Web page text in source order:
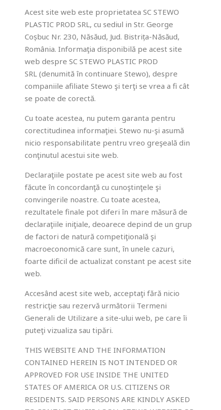
Acest site web este proprietatea SC STEWO
PLASTIC PROD SRL, cu sediul in Str. George
Coșbuc Nr. 230, Năsăud, Jud. Bistrița-Năsăud,
România. Informaţia disponibilă pe acest site
web despre SC STEWO PLASTIC PROD
SRL (denumită în continuare Stewo), despre
companiile afiliate Stewo şi terţi se vrea a fi cât
se poate de corectă.
Cu toate acestea, nu putem garanta pentru
corectitudinea informaţiei. Stewo nu-şi asumă
nicio responsabilitate pentru vreo greşeală din
conţinutul acestui site web.
Declaraţiile postate pe acest site web au fost
făcute în concordanţă cu cunoştinţele şi
convingerile noastre. Cu toate acestea,
rezultatele finale pot diferi în mare măsură de
declaraţiile iniţiale, deoarece depind de un grup
de factori de natură competiţională şi
macroeconomică care sunt, în unele cazuri,
foarte dificil de actualizat constant pe acest site
web.
Accesând acest site web, acceptaţi fără nicio
restricţie sau rezervă următorii Termeni
Generali de Utilizare a site-ului web, pe care îi
puteţi vizualiza sau tipări.
THIS WEBSITE AND THE INFORMATION
CONTAINED HEREIN IS NOT INTENDED OR
APPROVED FOR USE INSIDE THE UNITED
STATES OF AMERICA OR U.S. CITIZENS OR
RESIDENTS. SAID PERSONS ARE KINDLY ASKED
Necesare
cookies nu
sunt
necesare
pentru
funcționare
Statistică
Le folosim
pentru a
îmbunatăți
funcționalitatea
și structura
site-ului în
funcție de cum
Experiență
îmbunătățită
Pentru a
in cele mai
bune conditii.
Dacă refuzați
aceste
unele funcții